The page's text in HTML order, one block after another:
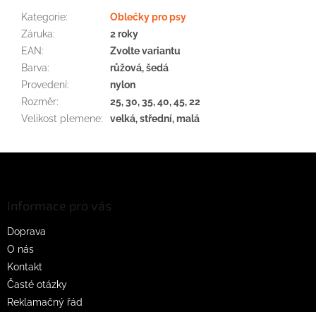
Kategorie:
Oblečky pro psy
Záruka:
2 roky
EAN:
Zvolte variantu
Barva:
růžová, šedá
Provedení:
nylon
Rozměr:
25, 30, 35, 40, 45, 22
Velikost plemene: velká, střední, malá
Informace pro vás
Doprava
O nás
Kontakt
Časté otázky
Reklamačný řád